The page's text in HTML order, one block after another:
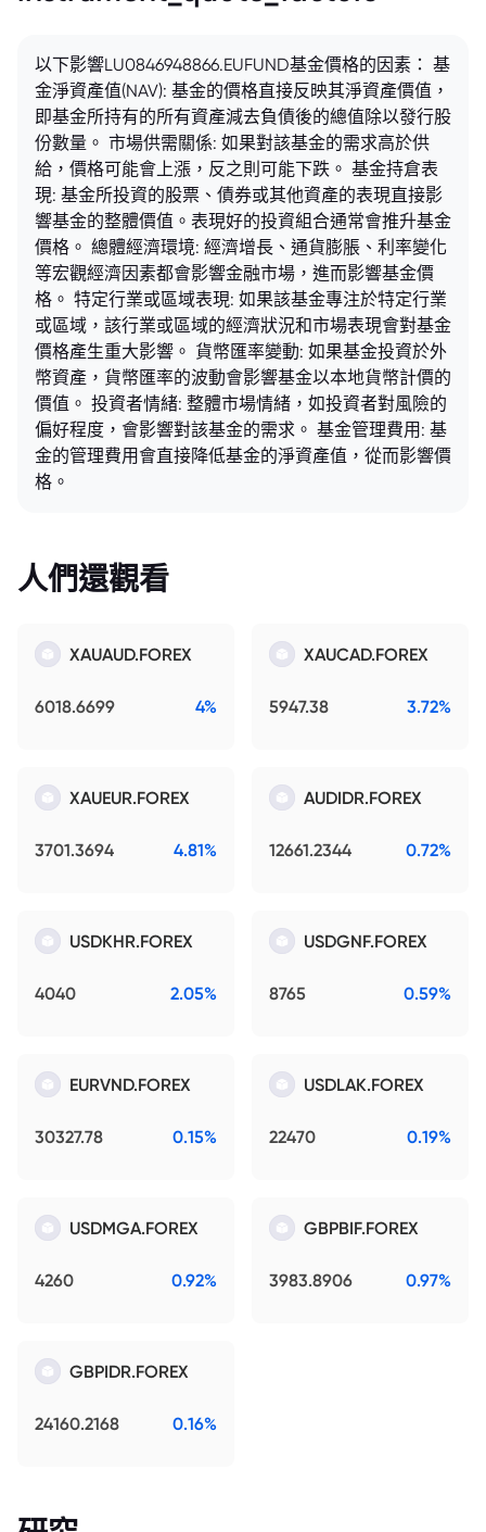
以下影響LU0846948866.EUFUND基金價格的因素： 基
金淨資產值(NAV): 基金的價格直接反映其淨資產價值，
即基金所持有的所有資產減去負債後的總值除以發行股
份數量。 市場供需關係: 如果對該基金的需求高於供
給，價格可能會上漲，反之則可能下跌。 基金持倉表
現: 基金所投資的股票、債券或其他資產的表現直接影
響基金的整體價值。表現好的投資組合通常會推升基金
價格。 總體經濟環境: 經濟增長、通貨膨脹、利率變化
等宏觀經濟因素都會影響金融市場，進而影響基金價
格。 特定行業或區域表現: 如果該基金專注於特定行業
或區域，該行業或區域的經濟狀況和市場表現會對基金
價格產生重大影響。 貨幣匯率變動: 如果基金投資於外
幣資產，貨幣匯率的波動會影響基金以本地貨幣計價的
價值。 投資者情緒: 整體市場情緒，如投資者對風險的
偏好程度，會影響對該基金的需求。 基金管理費用: 基
金的管理費用會直接降低基金的淨資產值，從而影響價
格。
人們還觀看
XAUAUD.FOREX
6018.6699 4%
XAUCAD.FOREX
5947.38 3.72%
XAUEUR.FOREX
3701.3694 4.81%
AUDIDR.FOREX
12661.2344 0.72%
USDKHR.FOREX
4040 2.05%
USDGNF.FOREX
8765 0.59%
EURVND.FOREX
30327.78 0.15%
USDLAK.FOREX
22470 0.19%
USDMGA.FOREX
4260 0.92%
GBPBIF.FOREX
3983.8906 0.97%
GBPIDR.FOREX
24160.2168 0.16%